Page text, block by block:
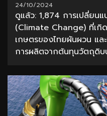
24/10/2024
ดูแล้ว: 1,874 การเปลี่ยน
(Climate Change) ที่เกิ
เกษตรของไทยผันผวน แล
การผลิตจากต้นทุนวัตถุดิบ